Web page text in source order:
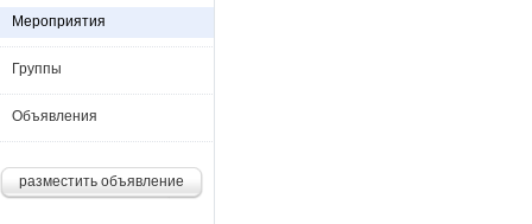
Мероприятия
Группы
Объявления
разместить объявление